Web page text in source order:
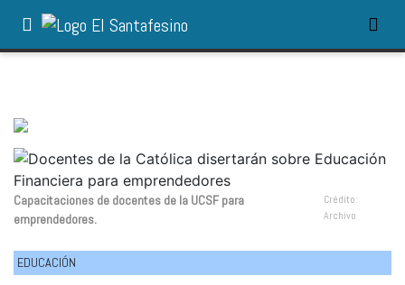
Capacitaciones de docentes de la UCSF para
emprendedores.
Crédito:
Archivo
EDUCACIÓN